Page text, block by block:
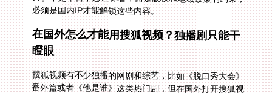
必须是国内IP才能解锁这些内容。
在国外怎么才能用搜狐视频？独播剧只能干
瞪眼
搜狐视频有不少独播的网剧和综艺，比如《脱口秀大会》
番外篇或者《他是谁》这类热门剧，但在国外打开搜狐视
频，要么直接提示“无法播放”，要么就是加载到一半就卡
住。有时候明明已经充了会员，却因为地域限制用不了，
感觉钱白花了。这种情况下，没有合适的工具，就算你有